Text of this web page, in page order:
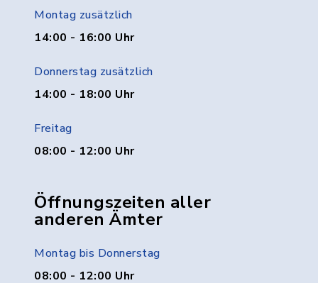
Montag zusätzlich
14:00 - 16:00 Uhr
Donnerstag zusätzlich
14:00 - 18:00 Uhr
Freitag
08:00 - 12:00 Uhr
Öffnungszeiten aller
anderen Ämter
Montag bis Donnerstag
08:00 - 12:00 Uhr